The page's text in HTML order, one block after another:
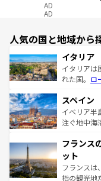
AD
AD
人気の国と地域から
イタリア
イタリアは
れた国。 ロ
ろん、トス
景など、自
ピザやパス
ませてくれ
なお、新着
しい。
スペイン
イベリア半
注ぐ地中海
文化が根付
れる闘牛、
る。首都マ
アートに溢
フランス
ット
フランスは
指の観光地